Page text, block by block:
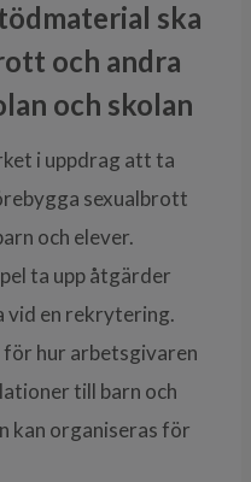
ska
och andra
och skolan
i uppdrag att ta
sexualbrott
och elever.
ta upp åtgärder
vid en rekrytering.
hur arbetsgivaren
till barn och
kan organiseras för